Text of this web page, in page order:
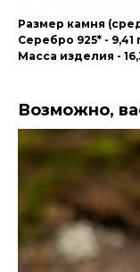
Размер камня
Серебро 925* - 9,41
Масса изделия -
Возможно,